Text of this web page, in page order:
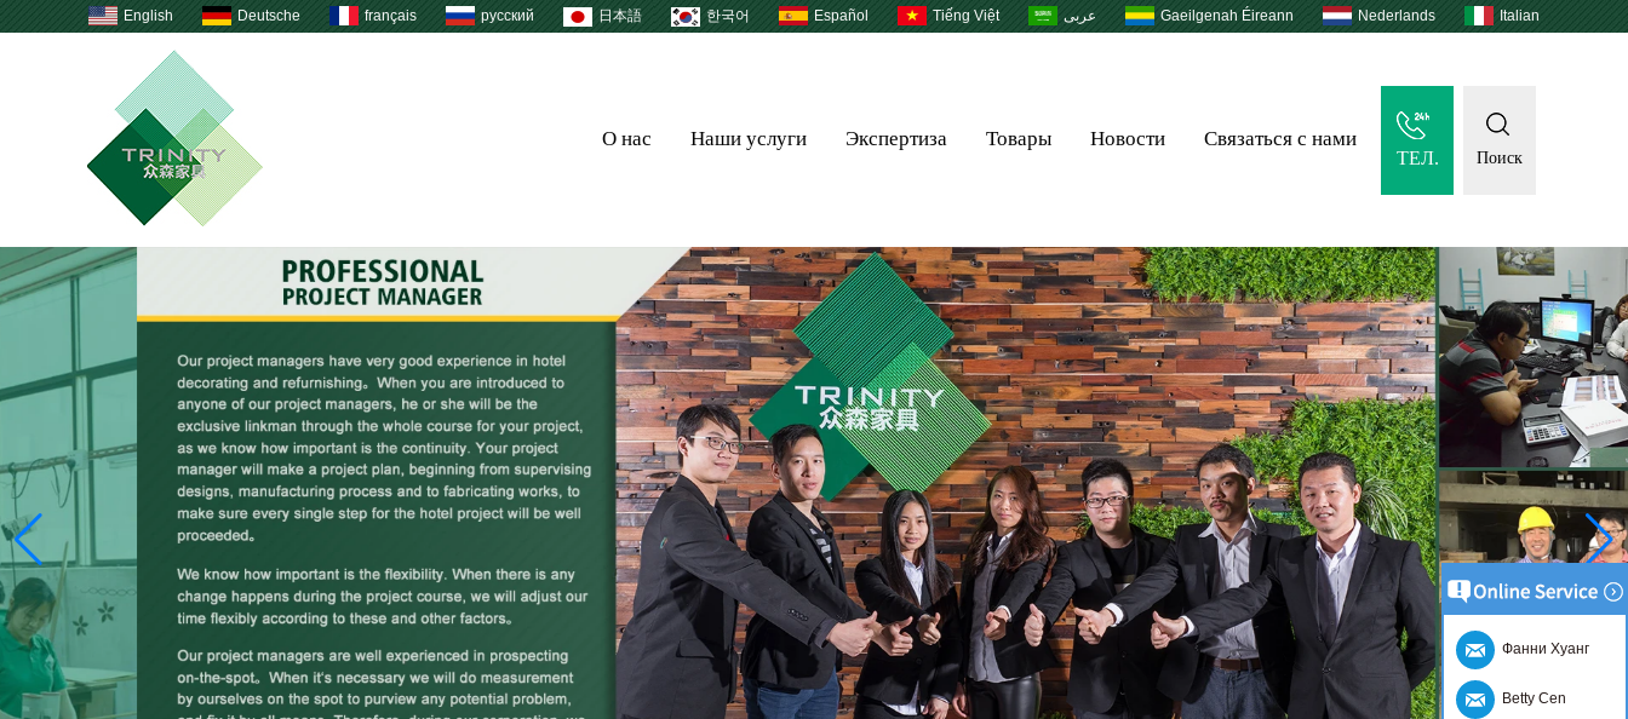
English Deutsche français русский 日本語 한국어 Español Tiếng Việt عربى Gaeilgenah Éireann Nederlands Italian
О нас Наши услуги Экспертиза Товары Новости Связаться с нами
ТЕЛ. Поиск
Фанни Хуанг
Betty Cen